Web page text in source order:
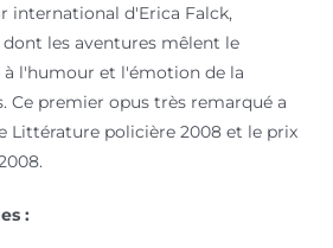
international d'Erica Falck,
les aventures mêlent le
à l'humour et l'émotion de la
Ce premier opus très remarqué a
Littérature policière 2008 et le prix
: